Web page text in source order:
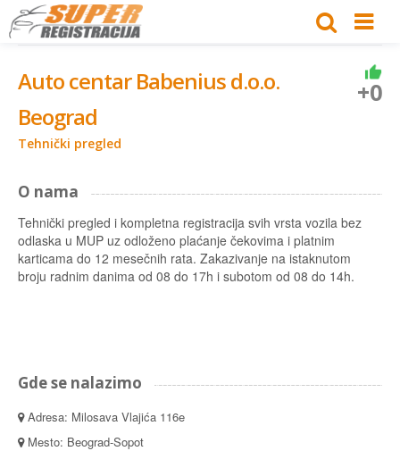
Auto centar Babenius d.o.o.
Beograd
Tehnički pregled
+0
O nama
Tehnički pregled i kompletna registracija svih vrsta vozila bez
odlaska u MUP uz odloženo plaćanje čekovima i platnim
karticama do 12 mesečnih rata. Zakazivanje na istaknutom
broju radnim danima od 08 do 17h i subotom od 08 do 14h.
Gde se nalazimo
Adresa: Milosava Vlajića 116e
Mesto: Beograd-Sopot